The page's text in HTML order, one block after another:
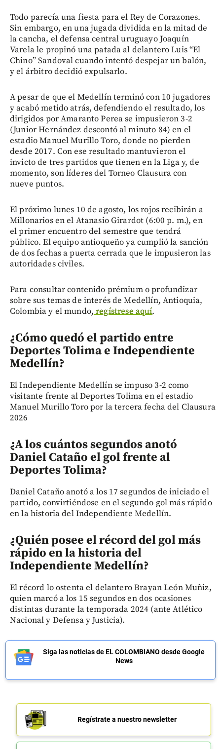
Todo parecía una fiesta para el Rey de Corazones.
Sin embargo, en una jugada dividida en la mitad de
la cancha, el defensa central uruguayo Joaquín
Varela le propinó una patada al delantero Luis “El
Chino” Sandoval cuando intentó despejar un balón,
y el árbitro decidió expulsarlo.
A pesar de que el Medellín terminó con 10 jugadores
y acabó metido atrás, defendiendo el resultado, los
dirigidos por Amaranto Perea se impusieron 3-2
(Junior Hernández descontó al minuto 84) en el
estadio Manuel Murillo Toro, donde no pierden
desde 2017. Con ese resultado mantuvieron el
invicto de tres partidos que tienen en la Liga y, de
momento, son líderes del Torneo Clausura con
nueve puntos.
El próximo lunes 10 de agosto, los rojos recibirán a
Millonarios en el Atanasio Girardot (6:00 p. m.), en
el primer encuentro del semestre que tendrá
público. El equipo antioqueño ya cumplió la sanción
de dos fechas a puerta cerrada que le impusieron las
autoridades civiles.
Para consultar contenido prémium o profundizar
sobre sus temas de interés de Medellín, Antioquia,
Colombia y el mundo, regístrese aquí.
¿Cómo quedó el partido entre
Deportes Tolima e Independiente
Medellín?
El Independiente Medellín se impuso 3-2 como
visitante frente al Deportes Tolima en el estadio
Manuel Murillo Toro por la tercera fecha del Clausura
2026
¿A los cuántos segundos anotó
Daniel Cataño el gol frente al
Deportes Tolima?
Daniel Cataño anotó a los 17 segundos de iniciado el
partido, convirtiéndose en el segundo gol más rápido
en la historia del Independiente Medellín.
¿Quién posee el récord del gol más
rápido en la historia del
Independiente Medellín?
El récord lo ostenta el delantero Brayan León Muñiz,
quien marcó a los 15 segundos en dos ocasiones
distintas durante la temporada 2024 (ante Atlético
Nacional y Defensa y Justicia).
Siga las noticias de EL COLOMBIANO desde Google
News
Regístrate a nuestro newsletter